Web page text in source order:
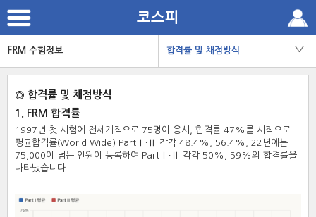
문
로
코스피
FRM 수험정보 합격률 및 채점방식
◎ 합격률 및 채점방식
1. FRM 합격률
1997년 첫 시험에 전세계적으로 75명이 응시, 합격률 47%를 시작으로
평균합격률(World Wide) PartⅠ∙Ⅱ 각각 48.4%, 56.4%, 22년에는
75,000이 넘는 인원이 등록하여 PartⅠ∙Ⅱ 각각 50%, 59%의 합격률을
나타냈습니다.